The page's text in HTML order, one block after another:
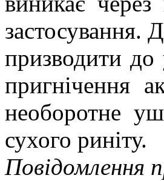
застосування.
призводити до
пригнічення
необоротне
сухого риніту.
Повідомлення